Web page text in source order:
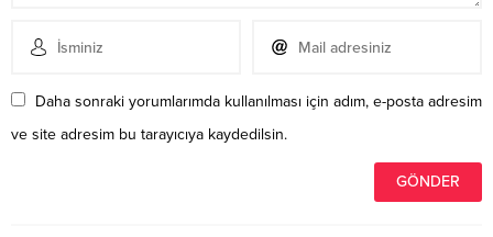
Daha sonraki yorumlarımda kullanılması için adım, e-posta adresim
ve site adresim bu tarayıcıya kaydedilsin.